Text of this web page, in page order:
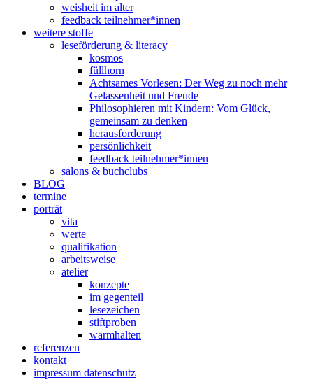
weisheit im alter
feedback teilnehmer*innen
weitere stoffe
leseförderung & literacy
kosmos
füllhorn
Achtsames Vorlesen: Der Weg zu noch mehr
Gelassenheit und Freude
Philosophieren mit Kindern: Vom Glück,
gemeinsam zu denken
herausforderung
persönlichkeit
feedback teilnehmer*innen
salons & buchclubs
BLOG
termine
porträt
vita
werte
qualifikation
arbeitsweise
atelier
konzepte
im gegenteil
lesezeichen
stiftproben
warmhalten
referenzen
kontakt
impressum datenschutz